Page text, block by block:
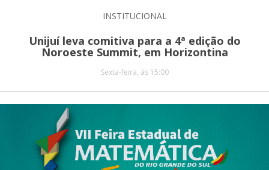
INSTITUCIONAL
Unijuí leva comitiva para a 4ª edição do
Noroeste Summit, em Horizontina
Sexta-feira, às 15:00